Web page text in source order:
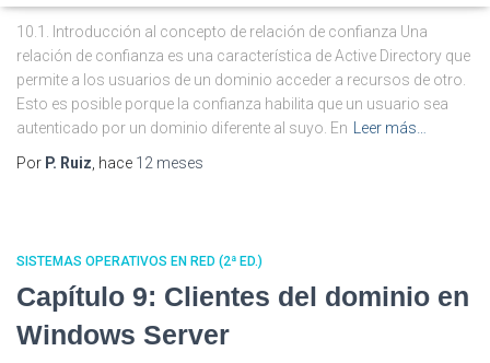
10.1. Introducción al concepto de relación de confianza Una
relación de confianza es una característica de Active Directory que
permite a los usuarios de un dominio acceder a recursos de otro.
Esto es posible porque la confianza habilita que un usuario sea
autenticado por un dominio diferente al suyo. En
Leer más…
Por P. Ruiz , hace 12 meses
SISTEMAS OPERATIVOS EN RED (2ª ED.)
Capítulo 9: Clientes del dominio en
Windows Server